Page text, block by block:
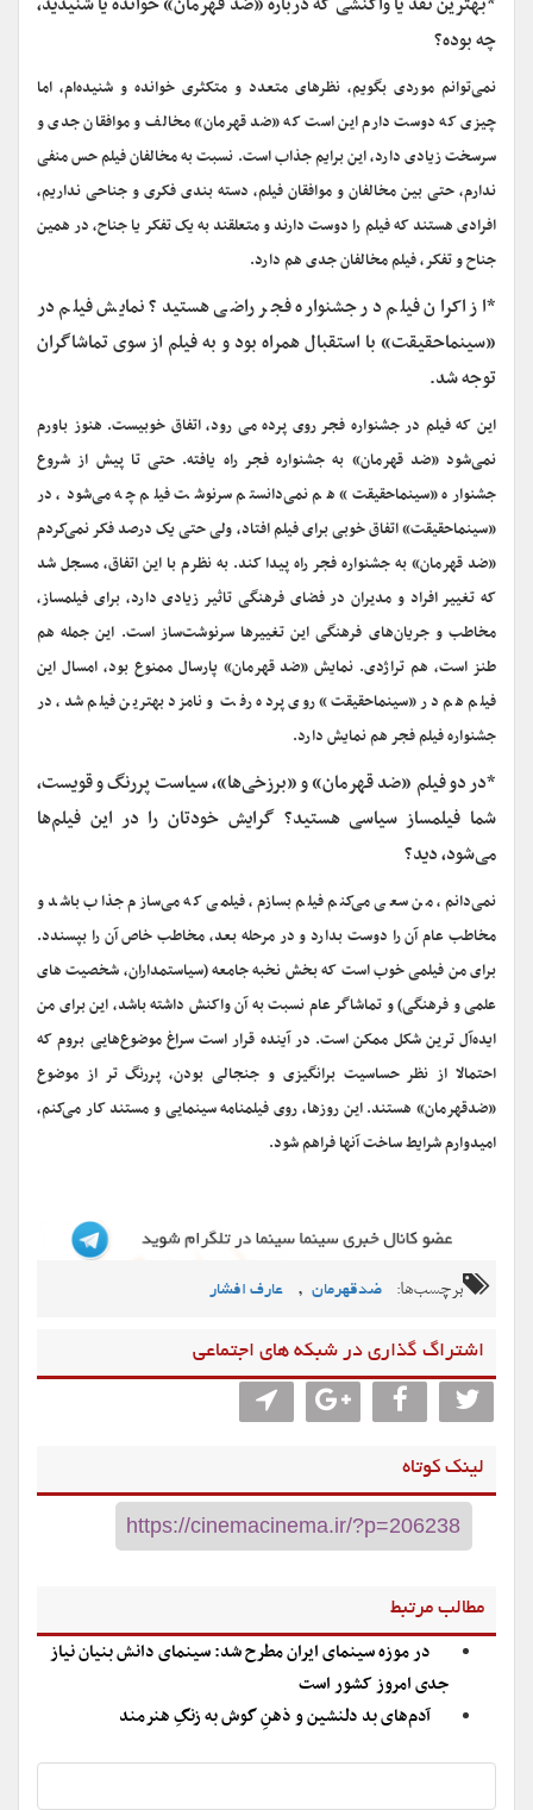
چه بوده؟
نمی‌توانم موردی بگویم، نظرهای متعدد و متکثری خوانده و شنیده‌ام، اما
چیزی که دوست دارم این است که «ضد قهرمان» مخالف و موافقان جدی و
سرسخت زیادی دارد، این برایم جذاب است. نسبت به مخالفان فیلم حس منفی
ندارم، حتی بین مخالفان و موافقان فیلم، دسته بندی فکری و جناحی نداریم،
افرادی هستند که فیلم را دوست دارند و متعلقند به یک تفکر یا جناح، در همین
جناح و تفکر، فیلم مخالفان جدی هم دارد.
*از اکران فیلم در جشنواره فجر راضی هستید؟ نمایش فیلم در
«سینماحقیقت» با استقبال همراه بود و به فیلم از سوی تماشاگران
توجه شد.
این که فیلم در جشنواره فجر روی پرده می رود، اتفاق خوبیست. هنوز باورم
نمی‌شود «ضد قهرمان» به جشنواره فجر راه یافته. حتی تا پیش از شروع
جشنواره «سینماحقیقت» هم نمی‌دانستم سرنوشت فیلم چه می‌شود، در
«سینماحقیقت» اتفاق خوبی برای فیلم افتاد، ولی حتی یک درصد فکر نمی‌کردم
«ضد قهرمان» به جشنواره فجر راه پیدا کند. به نظرم با این اتفاق، مسجل شد
که تغییر افراد و مدیران در فضای فرهنگی تاثیر زیادی دارد، برای فیلمساز،
مخاطب و جریان‌های فرهنگی این تغییرها سرنوشت‌ساز است. این جمله هم
طنز است، هم تراژدی. نمایش «ضد قهرمان» پارسال ممنوع بود، امسال این
فیلم هم در «سینماحقیقت» روی پرده رفت و نامزد بهترین فیلم شد، در
جشنواره فیلم فجر هم نمایش دارد.
*در دو فیلم «ضد قهرمان» و «برزخی‌ها»، سیاست پررنگ و قویست،
شما فیلمساز سیاسی هستید؟ گرایش خودتان را در این فیلم‌ها
می‌شود، دید؟
نمی‌دانم، من سعی می‌کنم فیلم بسازم، فیلمی که می‌سازم جذاب باشد و
مخاطب عام آن را دوست بدارد و در مرحله بعد، مخاطب خاص آن را بپسندد.
برای من فیلمی خوب است که بخش نخبه جامعه (سیاستمداران، شخصیت های
علمی و فرهنگی) و تماشاگر عام نسبت به آن واکنش داشته باشد، این برای من
ایده‌آل ترین شکل ممکن است. در آینده قرار است سراغ موضوع‌هایی بروم که
احتمالا از نظر حساسیت برانگیزی و جنجالی بودن، پررنگ تر از موضوع
«ضدقهرمان» هستند. این روزها، روی فیلمنامه سینمایی و مستند کار می‌کنم،
امیدوارم شرایط ساخت آنها فراهم شود.
برچسب‌ها: ضدقهرمان , عارف افشار
اشتراگ گذاری در شبکه های اجتماعی
لینک کوتاه
مطالب مرتبط
در موزه سینمای ایران مطرح شد: سینمای دانش بنیان نیاز
جدی امروز کشور است
آدم‌های بد دلنشین و ذهنِ گوش به زنگِ هنرمند